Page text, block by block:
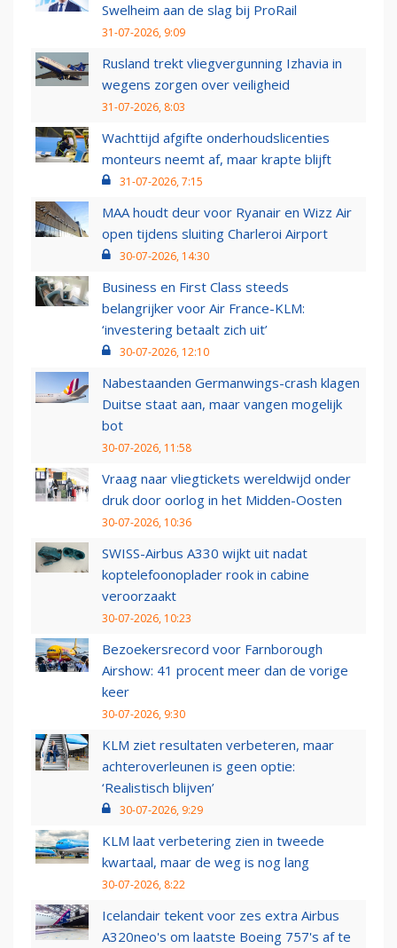
Swelheim aan de slag bij ProRail
31-07-2026, 9:09
Rusland trekt vliegvergunning Izhavia in
wegens zorgen over veiligheid
31-07-2026, 8:03
Wachttijd afgifte onderhoudslicenties
monteurs neemt af, maar krapte blijft
31-07-2026, 7:15
MAA houdt deur voor Ryanair en Wizz Air
open tijdens sluiting Charleroi Airport
30-07-2026, 14:30
Business en First Class steeds
belangrijker voor Air France-KLM:
‘investering betaalt zich uit’
30-07-2026, 12:10
Nabestaanden Germanwings-crash klagen
Duitse staat aan, maar vangen mogelijk
bot
30-07-2026, 11:58
Vraag naar vliegtickets wereldwijd onder
druk door oorlog in het Midden-Oosten
30-07-2026, 10:36
SWISS-Airbus A330 wijkt uit nadat
koptelefoonoplader rook in cabine
veroorzaakt
30-07-2026, 10:23
Bezoekersrecord voor Farnborough
Airshow: 41 procent meer dan de vorige
keer
30-07-2026, 9:30
KLM ziet resultaten verbeteren, maar
achteroverleunen is geen optie:
‘Realistisch blijven’
30-07-2026, 9:29
KLM laat verbetering zien in tweede
kwartaal, maar de weg is nog lang
30-07-2026, 8:22
Icelandair tekent voor zes extra Airbus
A320neo's om laatste Boeing 757's af te